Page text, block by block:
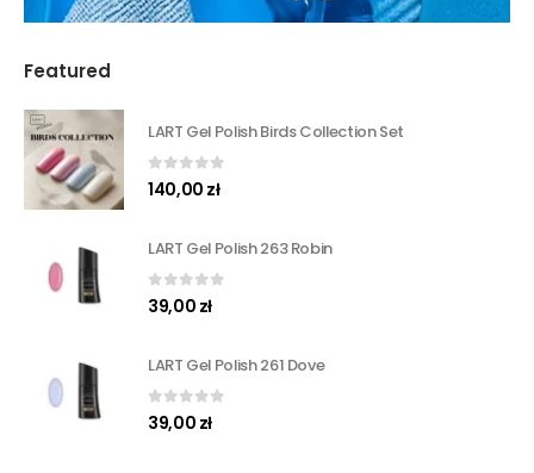
Featured
LART Gel Polish Birds Collection Set
0 out of 5
140,00 zł
LART Gel Polish 263 Robin
0out of 5
39,00 zł
LART Gel Polish 261 Dove
0out of 5
39,00 zł